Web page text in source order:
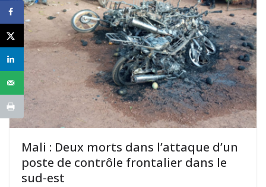
Mali : Deux morts dans l’attaque d’un
poste de contrôle frontalier dans le
sud-est